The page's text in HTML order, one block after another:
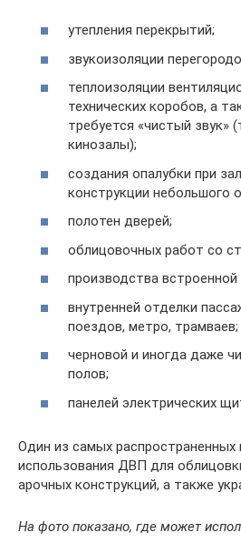
утепления перекрытий;
звукоизоляции
теплоизоляции
технических коробов, а
требуется «чистый звук»
кинозалы);
создания опалубки при
конструкции небольшого
полотен дверей;
облицовочных работ со
производства
внутренней отделки
поездов, метро, трамваев;
черновой и иногда даже
полов;
панелей электрических
Один из самых распространенных
использования ДВП для
арочных конструкций, а также
На фото показано, где может